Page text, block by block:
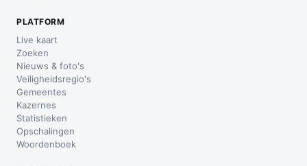
PLATFORM
Live kaart
Zoeken
Nieuws & foto's
Veiligheidsregio's
Gemeentes
Kazernes
Statistieken
Opschalingen
Woordenboek